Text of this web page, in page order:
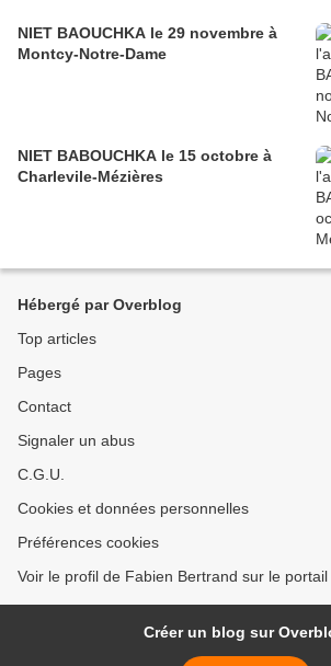
NIET BAOUCHKA le 29 novembre à
Montcy-Notre-Dame
NIET BABOUCHKA le 15 octobre à
Charlevile-Mézières
Hébergé par Overblog
Top articles
Pages
Contact
Signaler un abus
C.G.U.
Cookies et données personnelles
Préférences cookies
Voir le profil de Fabien Bertrand sur le
Créer un blog sur